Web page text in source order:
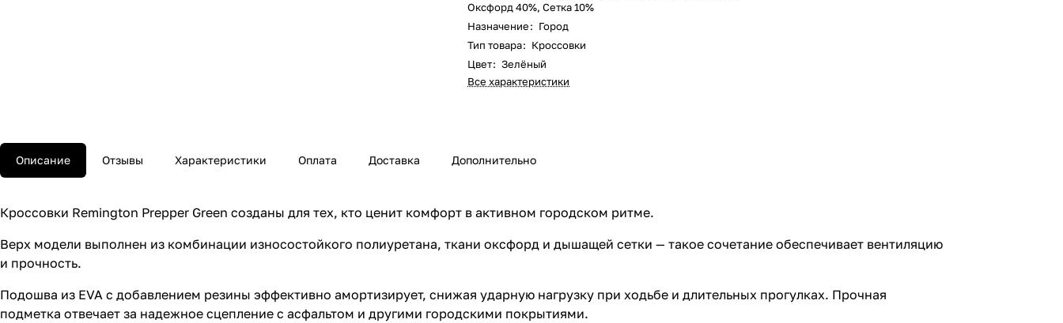
Оксфорд 40%,Сетка 10%
Назначение: Город
Тип товара: Кроссовки
Цвет: Зелёный
Все характеристики
Описание Отзывы Характеристики Оплата Доставка Дополнительно
Кроссовки Remington Prepper Green созданы для тех, кто ценит комфорт в активном городском ритме.
Верх модели выполнен из комбинации износостойкого полиуретана, ткани оксфорд и дышащей сетки — такое сочетание обеспечивает вентиляцию
и прочность.
Подошва из EVA с добавлением резины эффективно амортизирует, снижая ударную нагрузку при ходьбе и длительных прогулках. Прочная
подметка отвечает за надежное сцепление с асфальтом и другими городскими покрытиями.